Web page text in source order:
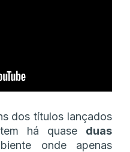
dos títulos lançados
há quase duas
onde apenas